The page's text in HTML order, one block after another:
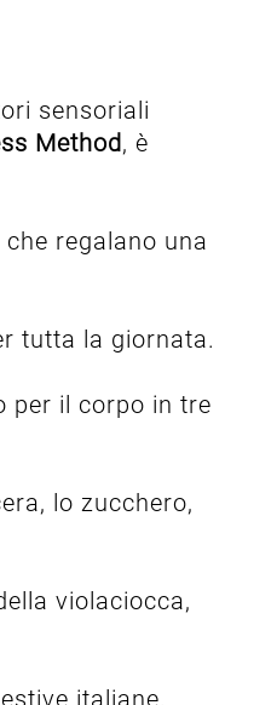
sensoriali
Method, è
regalano una
tutta la giornata.
per il corpo in tre
lo zucchero,
violaciocca,
italiane.